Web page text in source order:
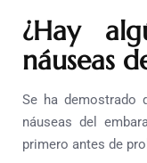
¿Hay
náuseas
Se ha
náuseas del
primero antes de